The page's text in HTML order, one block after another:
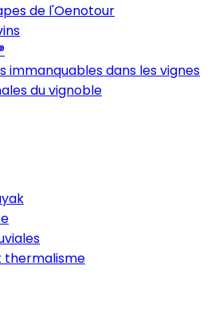
de l'Oenotour
immanquables dans les vignes
du vignoble
thermalisme